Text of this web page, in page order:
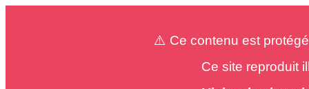
⚠️ Ce contenu est
Ce site reproduit